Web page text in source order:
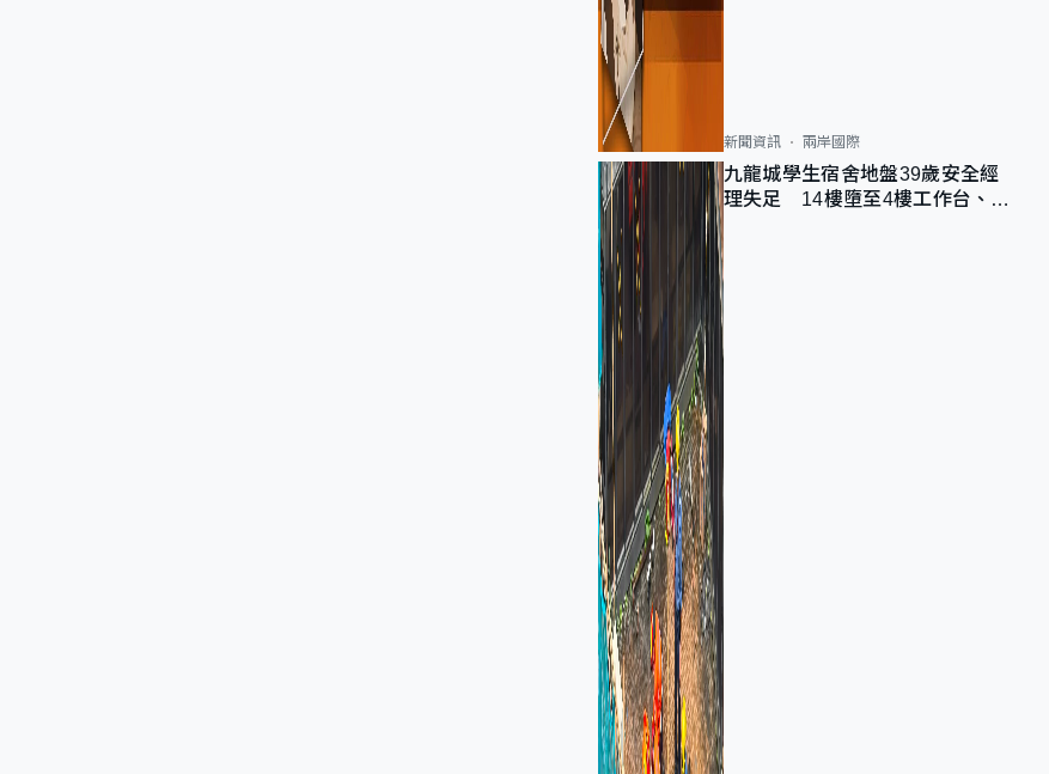
新聞資訊 兩岸國際
九龍城學生宿舍地盤39歲安全經
理失足 14樓墮至4樓工作台、送